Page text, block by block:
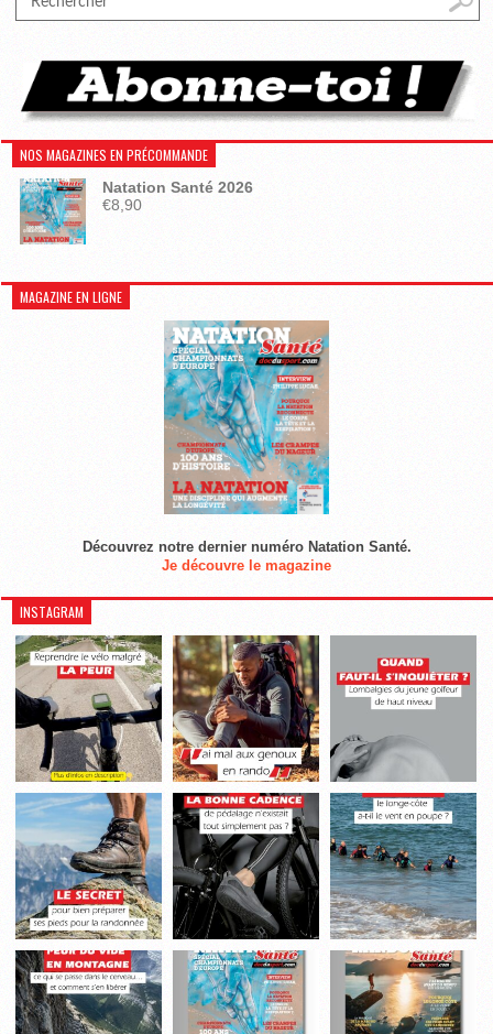
NOS MAGAZINES EN PRÉCOMMANDE
Natation Santé 2026
€8,90
MAGAZINE EN LIGNE
Découvrez notre dernier numéro Natation Santé.
Je découvre le magazine
INSTAGRAM